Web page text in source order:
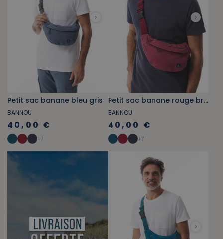
Petit sac banane bleu gris
BANNOU
40,00 €
+7
Petit sac banane rouge brique
BANNOU
40,00 €
+7